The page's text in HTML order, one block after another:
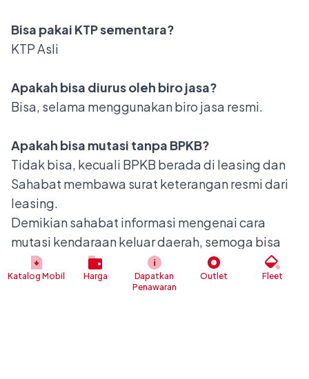
Bisa pakai KTP sementara?
KTP Asli
Apakah bisa diurus oleh biro jasa?
Bisa, selama menggunakan biro jasa resmi.
Apakah bisa mutasi tanpa BPKB?
Tidak bisa, kecuali BPKB berada di leasing dan
Sahabat membawa surat keterangan resmi dari
leasing.
Demikian sahabat informasi mengenai cara
mutasi kendaraan keluar daerah, semoga bisa
memberikan pencerahan ya.
Katalog Mobil Harga
Dapatkan
Penawaran
Outlet Fleet